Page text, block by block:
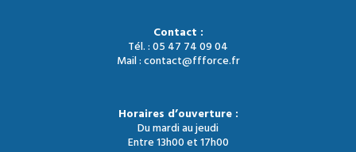
Contact :
Tél. : 05 47 74 09 04
Mail : contact@ffforce.fr
Horaires d’ouverture :
Du mardi au jeudi
Entre 13h00 et 17h00